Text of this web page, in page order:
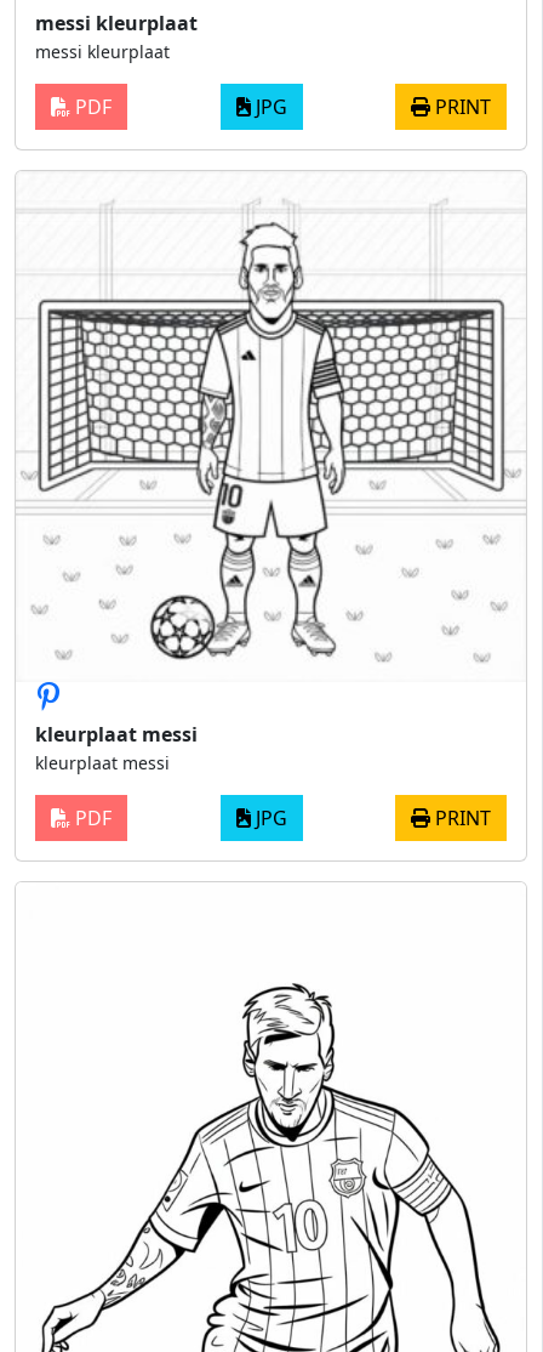
messi kleurplaat
messi kleurplaat
PDF JPG PRINT
kleurplaat messi
kleurplaat messi
PDF JPG PRINT